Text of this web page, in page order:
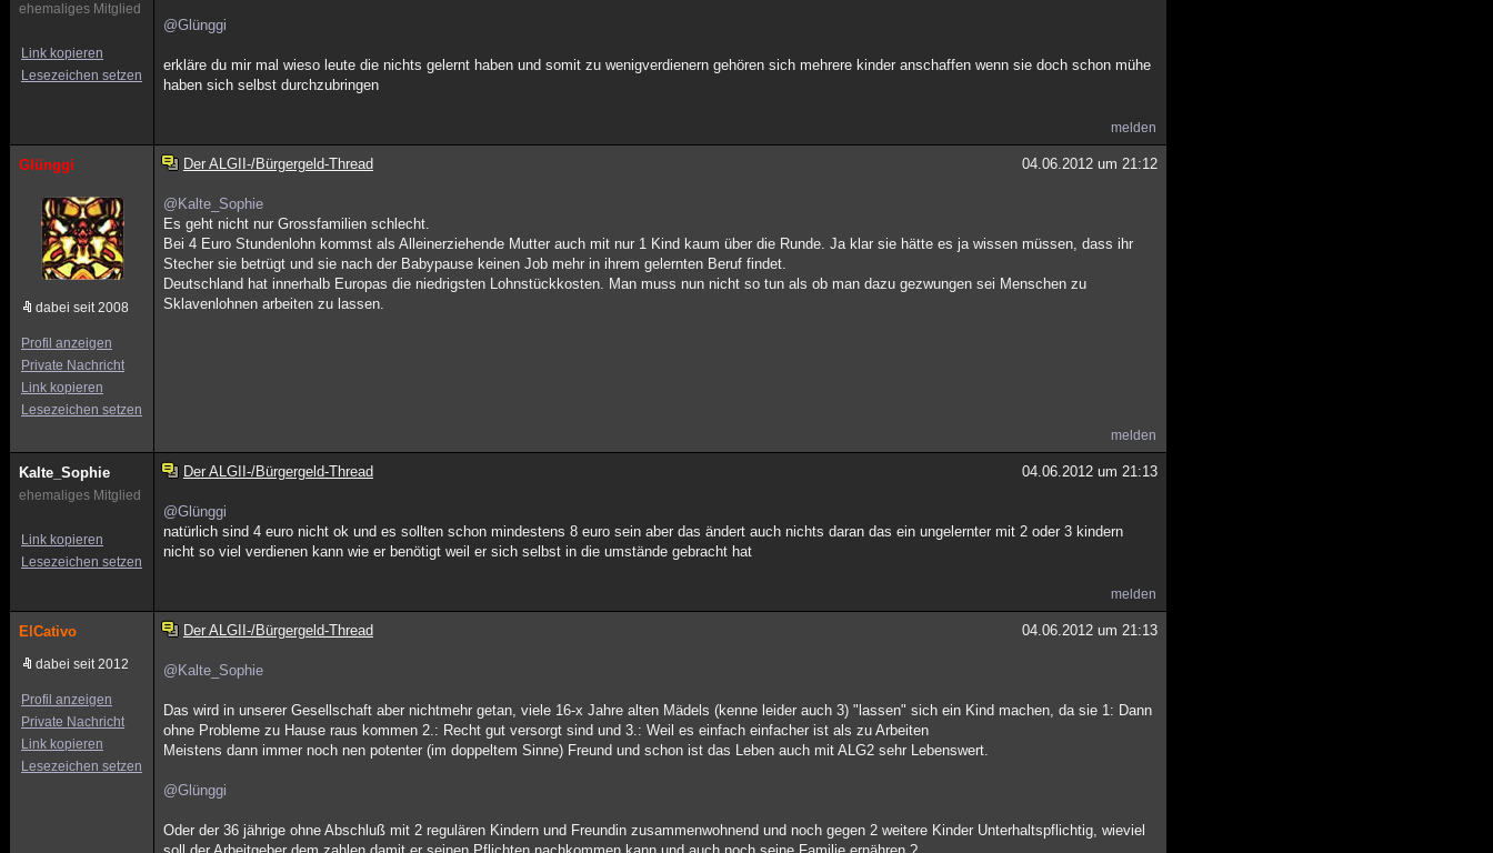
ehemaliges Mitglied
Link kopieren
Lesezeichen setzen
@Glünggi
erkläre du mir mal wieso leute die nichts gelernt haben und somit zu wenigverdienern gehören sich mehrere kinder anschaffen wenn sie doch schon mühe
haben sich selbst durchzubringen
melden
Glünggi
dabei seit 2008
Profil anzeigen
Private Nachricht
Link kopieren
Lesezeichen setzen
Der ALGII-/Bürgergeld-Thread 04.06.2012 um 21:12
@Kalte_Sophie
Es geht nicht nur Grossfamilien schlecht.
Bei 4 Euro Stundenlohn kommst als Alleinerziehende Mutter auch mit nur 1 Kind kaum über die Runde. Ja klar sie hätte es ja wissen müssen, dass ihr
Stecher sie betrügt und sie nach der Babypause keinen Job mehr in ihrem gelernten Beruf findet.
Deutschland hat innerhalb Europas die niedrigsten Lohnstückkosten. Man muss nun nicht so tun als ob man dazu gezwungen sei Menschen zu
Sklavenlohnen arbeiten zu lassen.
melden
Kalte_Sophie
ehemaliges Mitglied
Link kopieren
Lesezeichen setzen
Der ALGII-/Bürgergeld-Thread 04.06.2012 um 21:13
@Glünggi
natürlich sind 4 euro nicht ok und es sollten schon mindestens 8 euro sein aber das ändert auch nichts daran das ein ungelernter mit 2 oder 3 kindern
nicht so viel verdienen kann wie er benötigt weil er sich selbst in die umstände gebracht hat
melden
ElCativo
dabei seit 2012
Profil anzeigen
Private Nachricht
Link kopieren
Lesezeichen setzen
Der ALGII-/Bürgergeld-Thread 04.06.2012 um 21:13
@Kalte_Sophie
Das wird in unserer Gesellschaft aber nichtmehr getan, viele 16-x Jahre alten Mädels (kenne leider auch 3) "lassen" sich ein Kind machen, da sie 1: Dann
ohne Probleme zu Hause raus kommen 2.: Recht gut versorgt sind und 3.: Weil es einfach einfacher ist als zu Arbeiten
Meistens dann immer noch nen potenter (im doppeltem Sinne) Freund und schon ist das Leben auch mit ALG2 sehr Lebenswert.
@Glünggi
Oder der 36 jährige ohne Abschluß mit 2 regulären Kindern und Freundin zusammenwohnend und noch gegen 2 weitere Kinder Unterhaltspflichtig, wieviel